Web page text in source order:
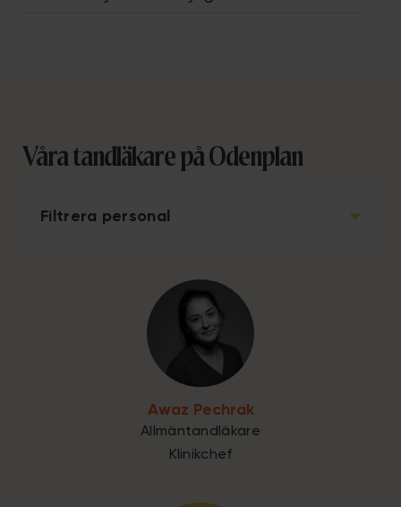
Våra tandläkare på Odenplan
Filtrera personal
Awaz Pechrak
Allmäntandläkare
Klinikchef